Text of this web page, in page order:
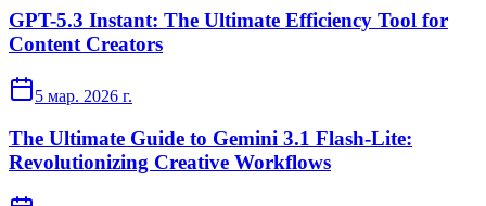
GPT-5.3 Instant: The Ultimate Efficiency Tool for
Content Creators
5 мар. 2026 г.
The Ultimate Guide to Gemini 3.1 Flash-Lite:
Revolutionizing Creative Workflows